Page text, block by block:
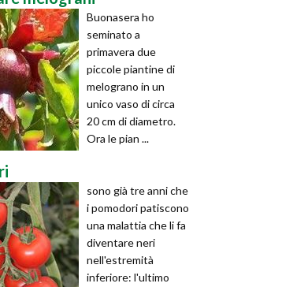
Buonasera ho
seminato a
primavera due
piccole piantine di
melograno in un
unico vaso di circa
20 cm di diametro.
Ora le pian ...
sono già tre anni che
i pomodori patiscono
una malattia che li fa
diventare neri
nell'estremità
inferiore: l'ultimo